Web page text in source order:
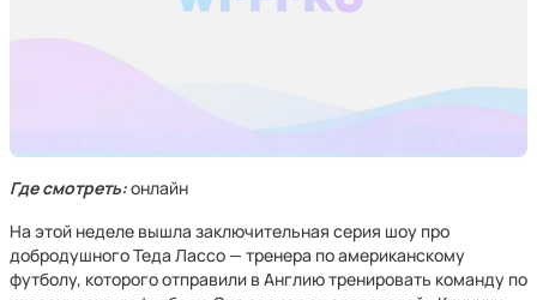
Где смотреть:онлайн
На этой неделе вышла заключительная серия шоу про
добродушного Теда Лассо — тренера по американскому
футболу, которого отправили в Англию тренировать команду по